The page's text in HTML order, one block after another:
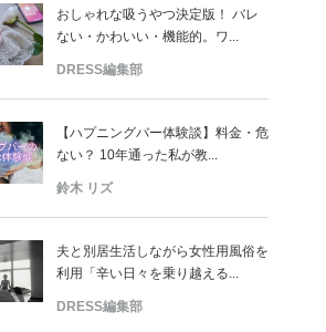
おしゃれな吸うやつ決定版！ バレ
ない・かわいい・機能的。ワ...
DRESS編集部
【ハプニングバー体験談】料金・危
ない？ 10年通った私が教...
鈴木 リズ
夫と別居生活しながら女性用風俗を
利用「辛い日々を乗り越える...
DRESS編集部